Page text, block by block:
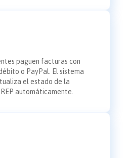
paguen facturas con
o PayPal. El sistema
el estado de la
automáticamente.